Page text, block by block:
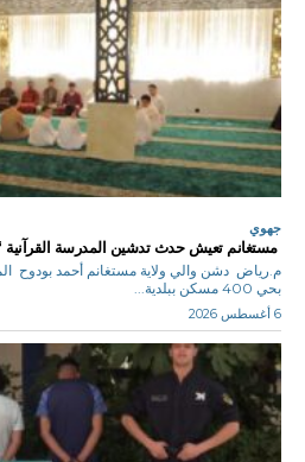
جهوي
مستغانم تعيش حدث تدشين المدرسة القرآنية
م.رياض دشن والي ولاية مستغانم أحمد
بحي 400 مسكن ببلدية...
6 أغسطس 2026